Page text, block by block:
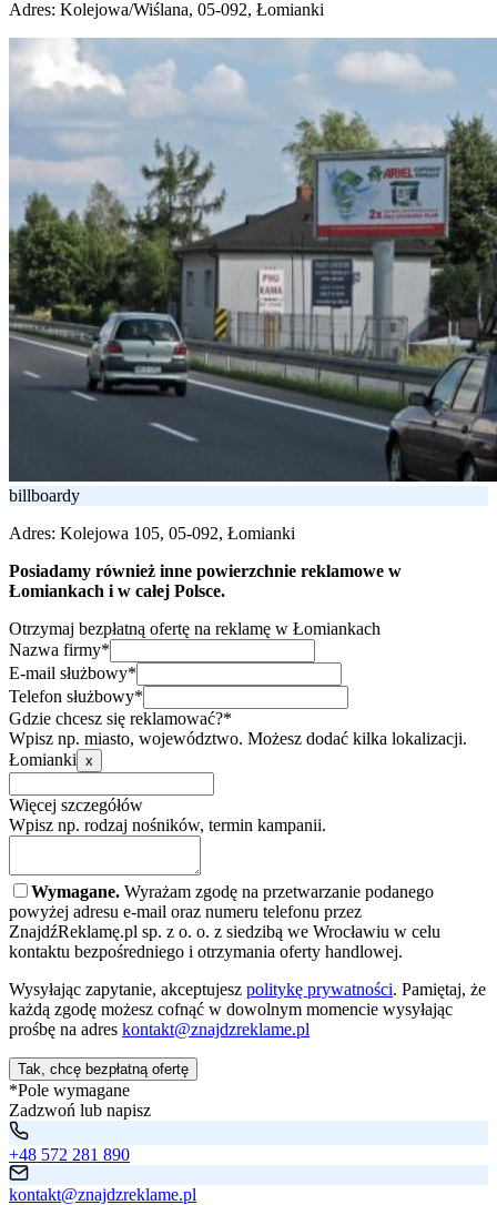
Adres: Kolejowa/Wiślana, 05-092, Łomianki
billboardy
Adres: Kolejowa 105, 05-092, Łomianki
Posiadamy również inne powierzchnie reklamowe w
Łomiankach i w całej Polsce.
Otrzymaj bezpłatną ofertę na reklamę w Łomiankach
Nazwa firmy*
E-mail służbowy*
Telefon służbowy*
Gdzie chcesz się reklamować?*
Wpisz np. miasto, województwo. Możesz dodać kilka lokalizacji.
Łomianki x
Więcej szczegółów
Wpisz np. rodzaj nośników, termin kampanii.
Wymagane. Wyrażam zgodę na przetwarzanie podanego
powyżej adresu e-mail oraz numeru telefonu przez
ZnajdźReklamę.pl sp. z o. o. z siedzibą we Wrocławiu w celu
kontaktu bezpośredniego i otrzymania oferty handlowej.
Wysyłając zapytanie, akceptujesz politykę prywatności. Pamiętaj, że
każdą zgodę możesz cofnąć w dowolnym momencie wysyłając
prośbę na adres kontakt@znajdzreklame.pl
Tak, chcę bezpłatną ofertę
*Pole wymagane
Zadzwoń lub napisz
+48 572 281 890
kontakt@znajdzreklame.pl